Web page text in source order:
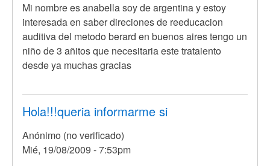
Mi nombre es anabella soy de argentina y estoy
interesada en saber direciones de reeducacion
auditiva del metodo berard en buenos aires tengo un
niño de 3 añitos que necesitaria este trataiento
desde ya muchas gracias
Hola!!!queria informarme si
Anónimo (no verificado)
Mié, 19/08/2009 - 7:53pm